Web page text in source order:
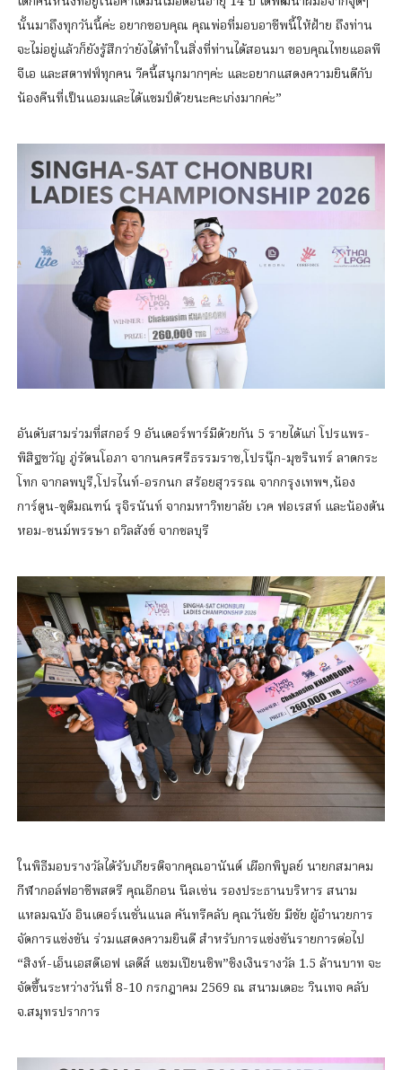
นั้นมาถึงทุกวันนี้ค่ะ อยากขอบคุณ คุณพ่อที่มอบอาชีพนี้ให้ฝ้าย ถึงท่าน
จะไม่อยู่แล้วก็ยังรู้สึกว่ายังได้ทำในสิ่งที่ท่านได้สอนมา ขอบคุณไทยแอลพี
จีเอ และสตาฟฟ์ทุกคน วีคนี้สนุกมากๆค่ะ และอยากแสดงความยินดีกับ
น้องคีนที่เป็นแอมและได้แชมป์ด้วยนะคะเก่งมากค่ะ”
อันดับสามร่วมที่สกอร์ 9 อันเดอร์พาร์มีด้วยกัน 5 รายได้แก่ โปรแพร-
พิสิฐขวัญ ภู่รัตนโอภา จากนครศรีธรรมราช,โปรนุ๊ก-มุขรินทร์ ลาดกระ
โทก จากลพบุรี,โปรไนท์-อรกนก สร้อยสุวรรณ จากกรุงเทพฯ,น้อง
การ์ตูน-ชุติมณฑน์ รุจิรนันท์ จากมหาวิทยาลัย เวค ฟอเรสท์ และน้องต้น
หอม-ชนม์พรรษา ถวิลสังข์ จากชลบุรี
ในพิธีมอบรางวัลได้รับเกียรติจากคุณอานันต์ เผือกพิบูลย์ นายกสมาคม
กีฬากอล์ฟอาชีพสตรี คุณอีกอน นีลเซ่น รองประธานบริหาร สนาม
แหลมฉบัง อินเตอร์เนชั่นแนล คันทรีคลับ คุณวันชัย มีชัย ผู้อำนวยการ
จัดการแข่งขัน ร่วมแสดงความยินดี สำหรับการแข่งขันรายการต่อไป
“สิงห์-เอ็นเอสดีเอฟ เลดีส์ แชมเปียนชิพ”ชิงเงินรางวัล 1.5 ล้านบาท จะ
จัดขึ้นระหว่างวันที่ 8-10 กรกฎาคม 2569 ณ สนามเดอะ วินเทจ คลับ
จ.สมุทรปราการ